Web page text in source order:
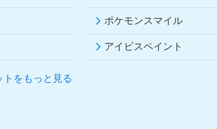
をもっと見る
ポケモンスマイル
アイビスペイント